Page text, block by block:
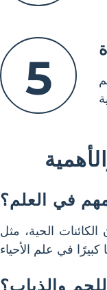
5
في العلم؟
الحية، مثل
والذباب؟